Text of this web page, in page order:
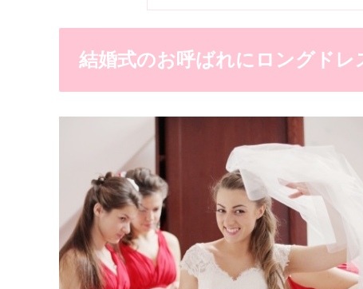
結婚式のお呼ばれにロングドレ